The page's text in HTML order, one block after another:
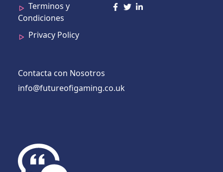
Terminos y
Condiciones
Privacy Policy
Contacta con Nosotros
info@futureofigaming.co.uk